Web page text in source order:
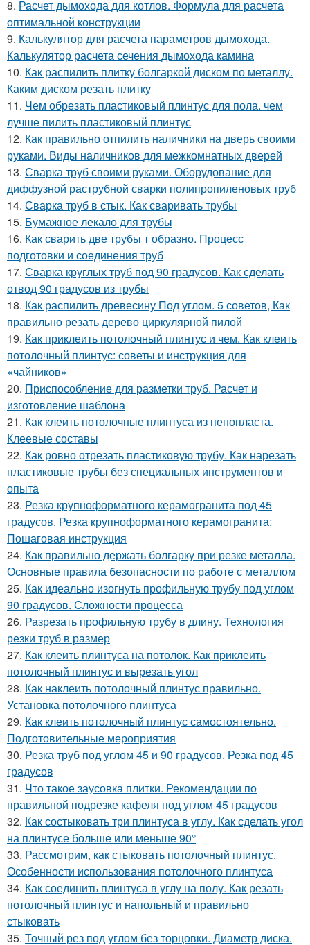
8. Расчет дымохода для котлов. Формула для расчета
оптимальной конструкции
9. Калькулятор для расчета параметров дымохода.
Калькулятор расчета сечения дымохода камина
10. Как распилить плитку болгаркой диском по металлу.
Каким диском резать плитку
11. Чем обрезать пластиковый плинтус для пола. чем
лучше пилить пластиковый плинтус
12. Как правильно отпилить наличники на дверь своими
руками. Виды наличников для межкомнатных дверей
13. Сварка труб своими руками. Оборудование для
диффузной раструбной сварки полипропиленовых труб
14. Сварка труб в стык. Как сваривать трубы
15. Бумажное лекало для трубы
16. Как сварить две трубы т образно. Процесс
подготовки и соединения труб
17. Сварка круглых труб под 90 градусов. Как сделать
отвод 90 градусов из трубы
18. Как распилить древесину Под углом. 5 советов, Как
правильно резать дерево циркулярной пилой
19. Как приклеить потолочный плинтус и чем. Как клеить
потолочный плинтус: советы и инструкция для
«чайников»
20. Приспособление для разметки труб. Расчет и
изготовление шаблона
21. Как клеить потолочные плинтуса из пенопласта.
Клеевые составы
22. Как ровно отрезать пластиковую трубу. Как нарезать
пластиковые трубы без специальных инструментов и
опыта
23. Резка крупноформатного керамогранита под 45
градусов. Резка крупноформатного керамогранита:
Пошаговая инструкция
24. Как правильно держать болгарку при резке металла.
Основные правила безопасности по работе с металлом
25. Как идеально изогнуть профильную трубу под углом
90 градусов. Сложности процесса
26. Разрезать профильную трубу в длину. Технология
резки труб в размер
27. Как клеить плинтуса на потолок. Как приклеить
потолочный плинтус и вырезать угол
28. Как наклеить потолочный плинтус правильно.
Установка потолочного плинтуса
29. Как клеить потолочный плинтус самостоятельно.
Подготовительные мероприятия
30. Резка труб под углом 45 и 90 градусов. Резка под 45
градусов
31. Что такое заусовка плитки. Рекомендации по
правильной подрезке кафеля под углом 45 градусов
32. Как состыковать три плинтуса в углу. Как сделать угол
на плинтусе больше или меньше 90°
33. Рассмотрим, как стыковать потолочный плинтус.
Особенности использования потолочного плинтуса
34. Как соединить плинтуса в углу на полу. Как резать
потолочный плинтус и напольный и правильно
стыковать
35. Точный рез под углом без торцовки. Диаметр диска.